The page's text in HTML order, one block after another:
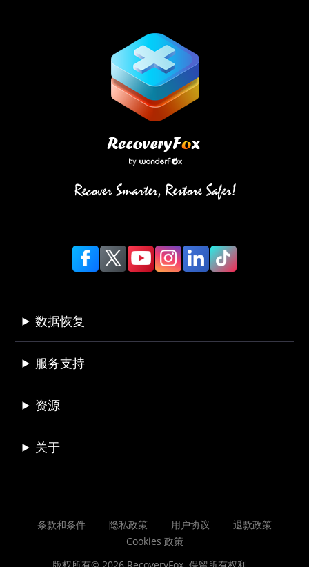
数据恢复
服务支持
资源
关于
条款和条件 隐私政策 用户协议
退款政策
Cookies 政策